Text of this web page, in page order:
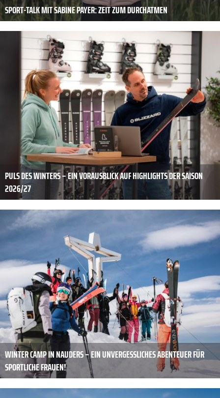
SPORT-TALK MIT SABINE PAYER: ZEIT ZUM DURCHATMEN
PULS DES WINTERS – EIN VORAUSBLICK AUF HIGHLIGHTS DER SAISON
2026/27
WINTER CAMP IN NAUDERS – EIN UNVERGESSLICHES ABENTEUER FÜR
SPORTLICHE FRAUEN!